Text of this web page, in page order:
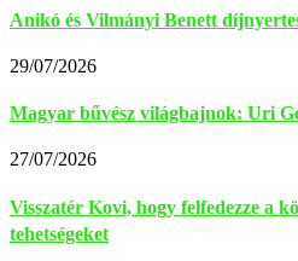
Anikó és Vilmányi Benett
29/07/2026
Magyar bűvész világbajnok: Uri
27/07/2026
Visszatér Kovi, hogy felfedezze a
tehetségeket